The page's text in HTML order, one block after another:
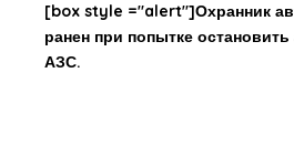
[box style ="alert"]Охранник
ранен при попытке
АЗС.